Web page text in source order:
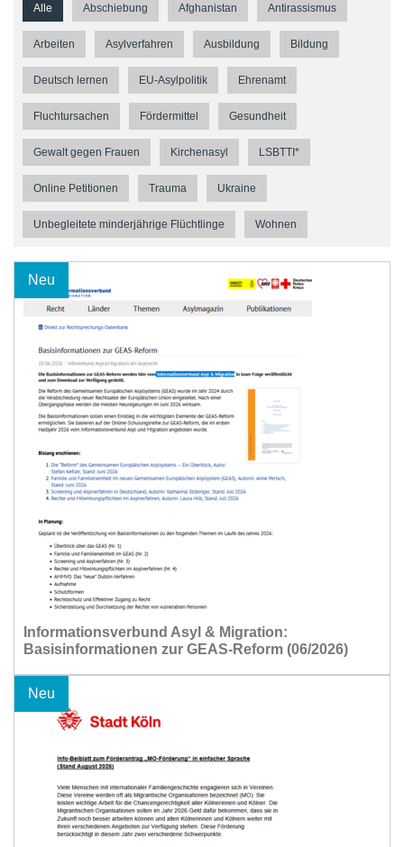
Alle Abschiebung Afghanistan Antirassismus
Arbeiten Asylverfahren Ausbildung Bildung
Deutsch lernen EU-Asylpolitik Ehrenamt
Fluchtursachen Fördermittel Gesundheit
Gewalt gegen Frauen Kirchenasyl LSBTTI*
Online Petitionen Trauma Ukraine
Unbegleitete minderjährige Flüchtlinge Wohnen
Neu
Informationsverbund Asyl & Migration:
Basisinformationen zur GEAS-Reform (06/2026)
Neu